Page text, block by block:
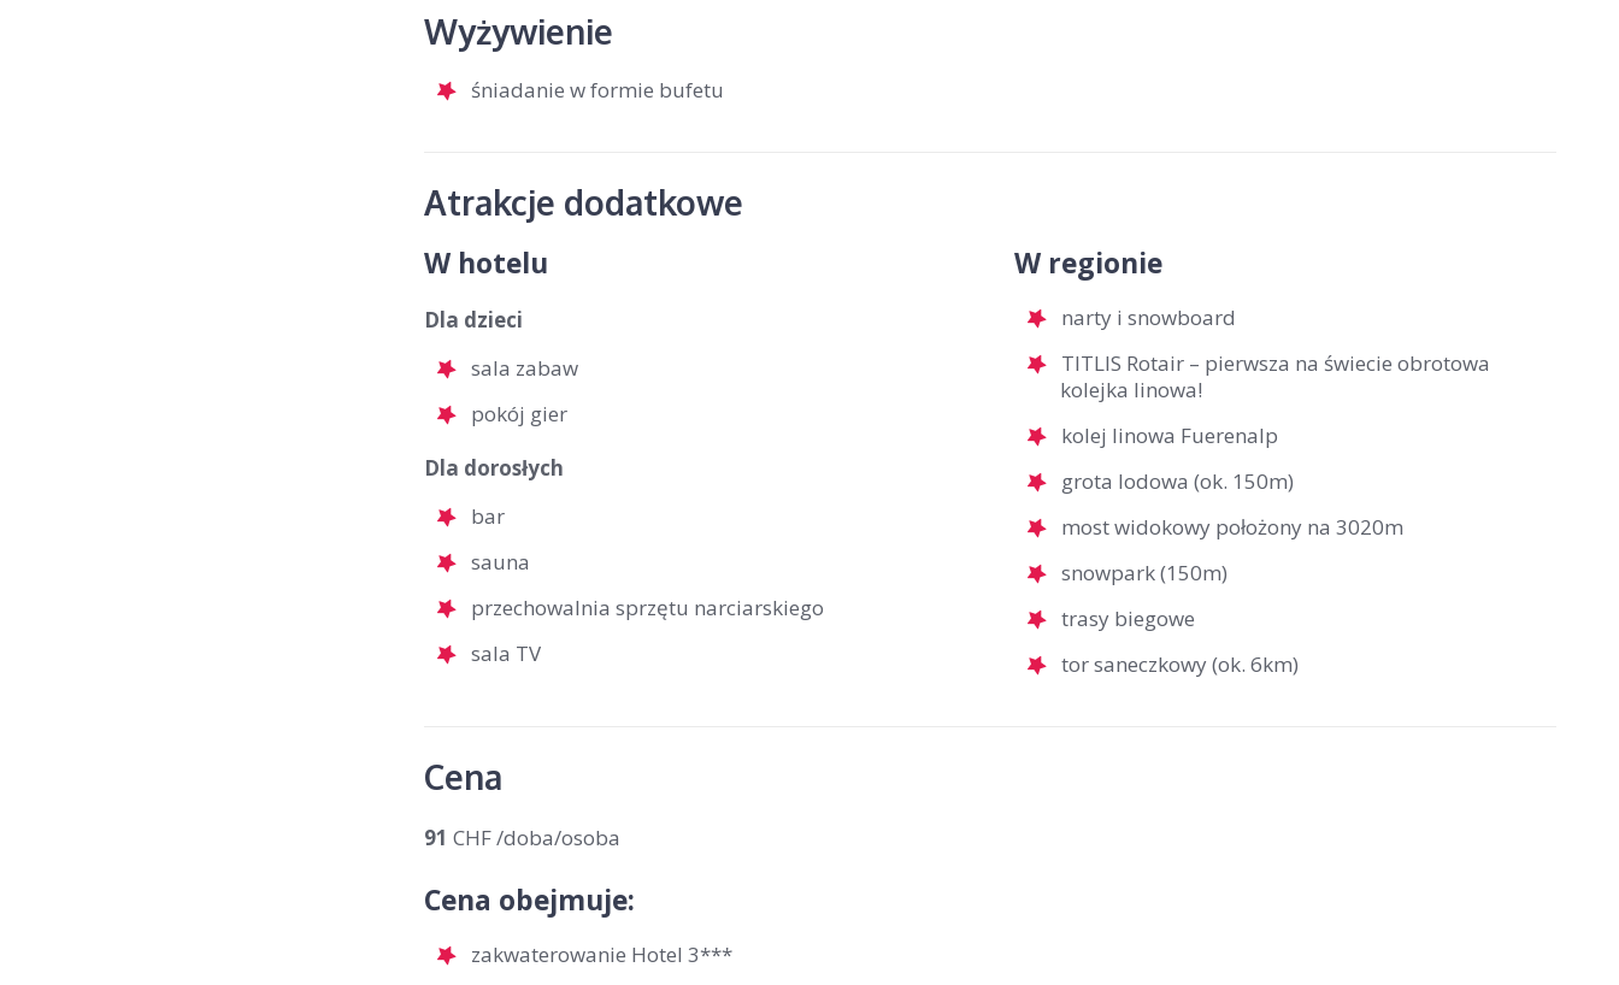
Wyżywienie
śniadanie w formie bufetu
Atrakcje dodatkowe
W hotelu
Dla dzieci
sala zabaw
pokój gier
Dla dorosłych
bar
sauna
przechowalnia sprzętu narciarskiego
sala TV
W regionie
narty i snowboard
TITLIS Rotair – pierwsza na świecie obrotowa
kolejka linowa!
kolej linowa Fuerenalp
grota lodowa (ok. 150m)
most widokowy położony na 3020m
snowpark (150m)
trasy biegowe
tor saneczkowy (ok. 6km)
Cena
91 CHF /doba/osoba
Cena obejmuje:
zakwaterowanie Hotel 3***